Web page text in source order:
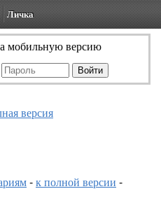
Личка
мобильную версию
версия
-к полной версии -